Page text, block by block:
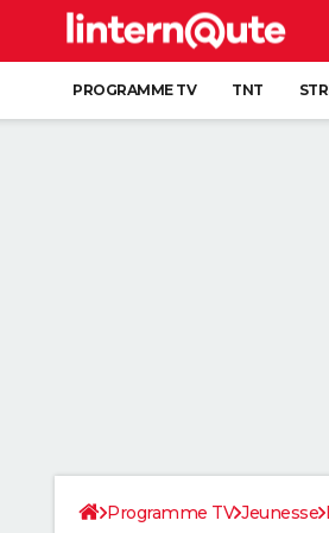
PROGRAMME TV TNT
Programme TV Jeunesse